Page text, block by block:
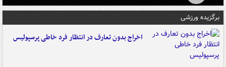
برگزیده ورزشی
اخراج بدون تعارف در انتظار فرد خاطی پرسپولیس